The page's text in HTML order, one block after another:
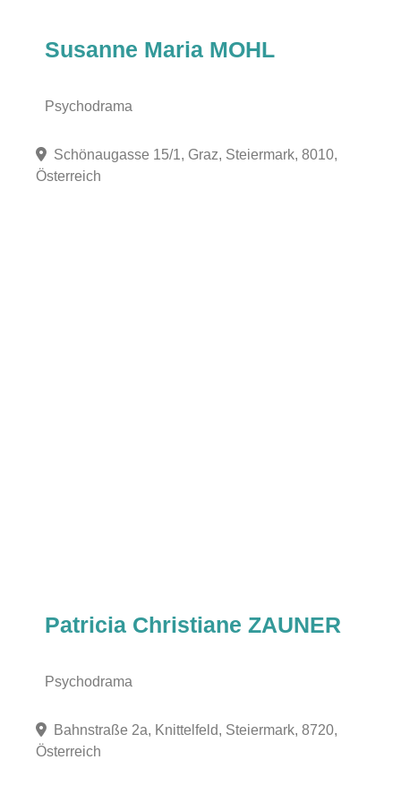
Susanne Maria MOHL
Psychodrama
Schönaugasse 15/1, Graz, Steiermark, 8010,
Österreich
Patricia Christiane ZAUNER
Psychodrama
Bahnstraße 2a, Knittelfeld, Steiermark, 8720,
Österreich